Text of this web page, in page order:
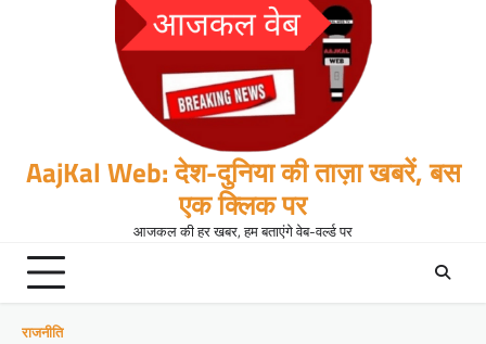
AajKal Web: देश-दुनिया की ताज़ा खबरें, बस
एक क्लिक पर
आजकल की हर खबर, हम बताएंगे वेब-वर्ल्ड पर
राजनीति